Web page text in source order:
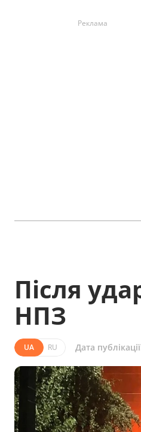
Реклама
Після
НПЗ
UA RU Дата